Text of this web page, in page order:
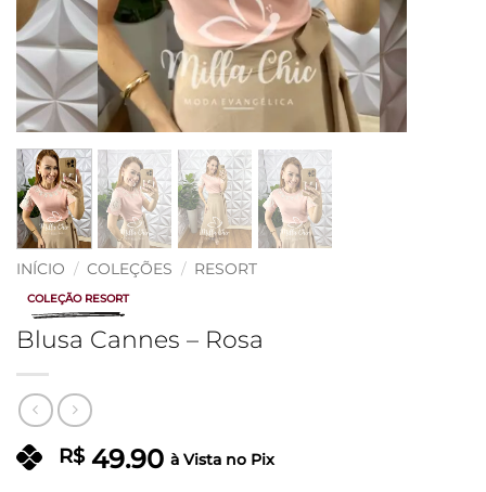
INÍCIO / COLEÇÕES / RESORT
COLEÇÃO RESORT
Blusa Cannes – Rosa
R$49.90 à Vista no Pix